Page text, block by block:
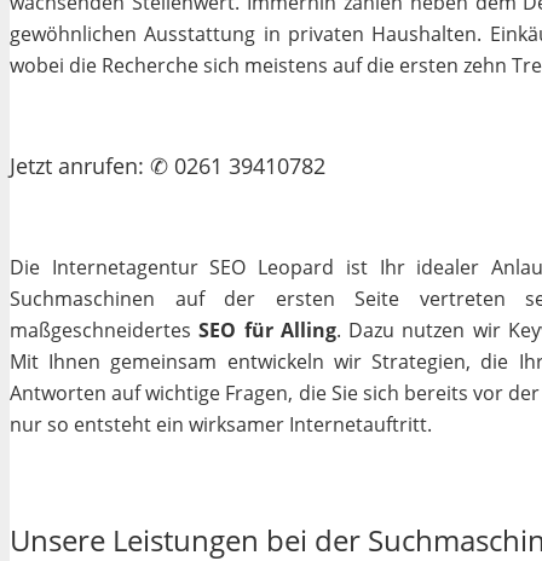
gewöhnlichen Ausstattung in privaten Haushalten.
wobei die Recherche sich meistens auf die ersten zehn
Jetzt anrufen: ✆ 0261 39410782
Die Internetagentur SEO Leopard ist Ihr idealer
Suchmaschinen auf der ersten Seite vertreten
maßgeschneidertesSEO für Alling. Dazu nutzen wir
Mit Ihnen gemeinsam entwickeln wir Strategien, die
Antworten auf wichtige Fragen, die Sie sich bereits vor
nur so entsteht ein wirksamer Internetauftritt.
Unsere Leistungen bei der